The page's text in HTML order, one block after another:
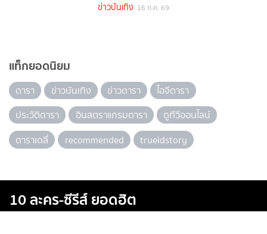
ข่าวบันเทิง 16 ก.ค. 69
แท็กยอดนิยม
ดารา ข่าวบันเทิง ข่าวดารา
ไอจีดารา
ประวัติดารา
อินสตราแกรมดารา
ดูทีวีออนไลน์
ดาราเดลี่
recommended trueidstory
10 ละคร-ซีรีส์ ยอดฮิต